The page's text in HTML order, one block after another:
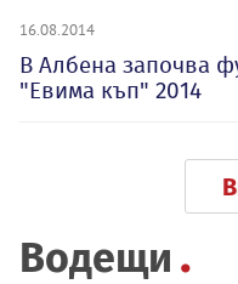
16.08.2014
В Албена започва
"Евима къп" 2014
Водещи